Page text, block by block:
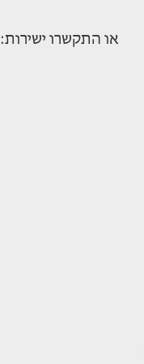
או התקשרו ישירות: